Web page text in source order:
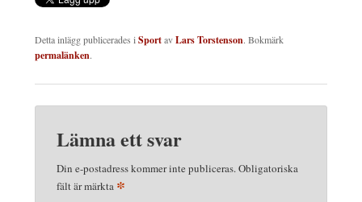
Detta inlägg publicerades iSportavLars Torstenson. Bokmärk
permalänken.
Lämna ett svar
Din e-postadress kommer inte publiceras.Obligatoriska
fält är märkta *